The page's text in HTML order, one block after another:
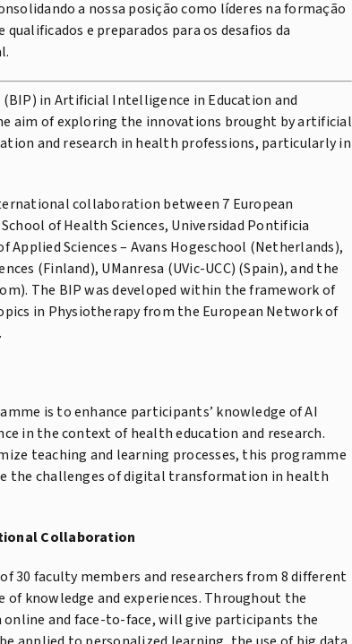
a nossa posição como líderes na formação
e preparados para os desafios da
in Artificial Intelligence in Education and
aim of exploring the innovations brought by artificial
and research in health professions, particularly in
collaboration between 7 European
of Health Sciences, Universidad Pontificia
Applied Sciences – Avans Hogeschool (Netherlands),
(Finland), UManresa (UVic-UCC) (Spain), and the
The BIP was developed within the framework of
in Physiotherapy from the European Network of
is to enhance participants’ knowledge of AI
in the context of health education and research.
teaching and learning processes, this programme
the challenges of digital transformation in health
Collaboration
30 faculty members and researchers from 8 different
of knowledge and experiences. Throughout the
online and face-to-face, will give participants the